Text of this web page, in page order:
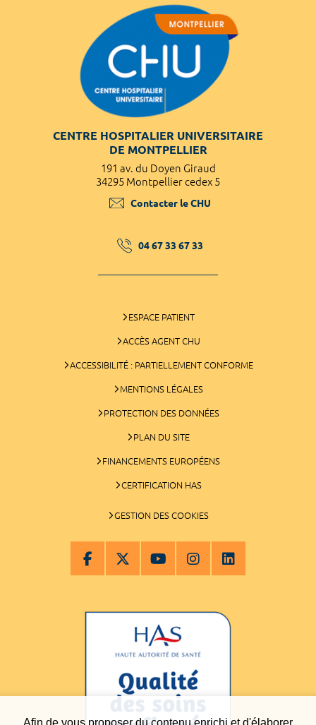
Afin de vous proposer du contenu enrichi et d'élaborer
CENTRE HOSPITALIER UNIVERSITAIRE
DE MONTPELLIER
191 av. du Doyen Giraud
34295 Montpellier cedex 5
Contacter le CHU
04 67 33 67 33
ESPACE PATIENT
ACCÈS AGENT CHU
ACCESSIBILITÉ : PARTIELLEMENT CONFORME
MENTIONS LÉGALES
PROTECTION DES DONNÉES
PLAN DU SITE
FINANCEMENTS EUROPÉENS
CERTIFICATION HAS
GESTION DES COOKIES